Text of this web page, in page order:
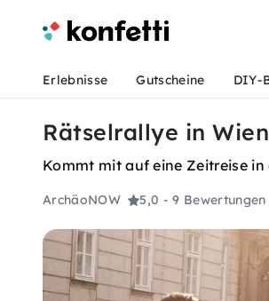
Erlebnisse Gutscheine DIY-
Rätselrallye in
Kommt mit auf eine Zeitreise
ArchäoNOW 5,0 - 9 Bewertungen